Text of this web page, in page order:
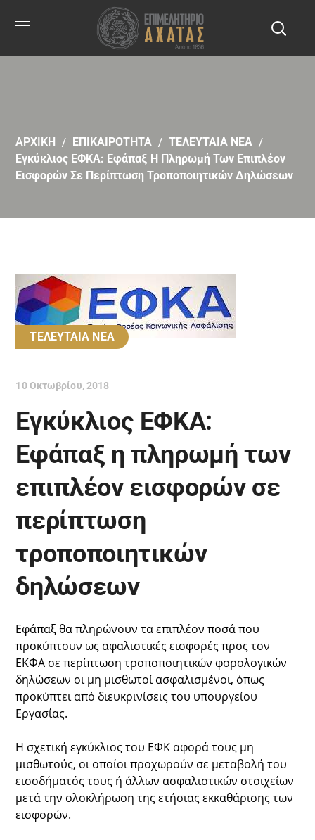
ΑΡΧΙΚΗ ΕΠΙΚΑΙΡΟΤΗΤΑ
ΤΕΛΕΥΤΑΙΑ ΝΕΑ
Εγκύκλιος ΕΦΚΑ: Εφάπαξ Η Πληρωμή Των Επιπλέον
Εισφορών Σε Περίπτωση Τροποποιητικών Δηλώσεων
ΤΕΛΕΥΤΑΙΑ ΝΕΑ
10 Οκτωβρίου, 2018
Εγκύκλιος ΕΦΚΑ:
Εφάπαξ η πληρωμή των
επιπλέον εισφορών σε
περίπτωση
τροποποιητικών
δηλώσεων
Εφάπαξ θα πληρώνουν τα επιπλέον ποσά που
προκύπτουν ως αφαλιστικές εισφορές προς τον
ΕΚΦΑ σε περίπτωση τροποποιητικών φορολογικών
δηλώσεων οι μη μισθωτοί ασφαλισμένοι, όπως
προκύπτει από διευκρινίσεις του υπουργείου
Εργασίας.
Η σχετική εγκύκλιος του ΕΦΚ αφορά τους μη
μισθωτούς, οι οποίοι προχωρούν σε μεταβολή του
εισοδήματός τους ή άλλων ασφαλιστικών στοιχείων
μετά την ολοκλήρωση της ετήσιας εκκαθάρισης των
εισφορών.